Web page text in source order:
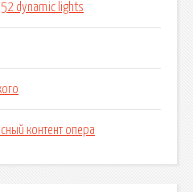
dynamic lights
контент опера